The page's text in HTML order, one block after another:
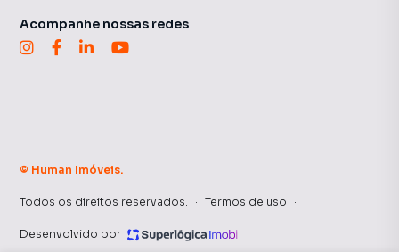
Acompanhe nossas redes
© Human Imóveis.
Todos os direitos reservados. · Termos de uso ·
Desenvolvido por